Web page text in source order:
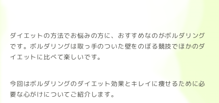
ダイエットの方法でお悩みの方に、おすすめなのがボルダリング
です。ボルダリングは取っ手のついた壁をのぼる競技でほかのダ
イエットに比べて楽しいです。
今回はボルダリングのダイエット効果とキレイに痩せるために必
要な心がけについてご紹介します。